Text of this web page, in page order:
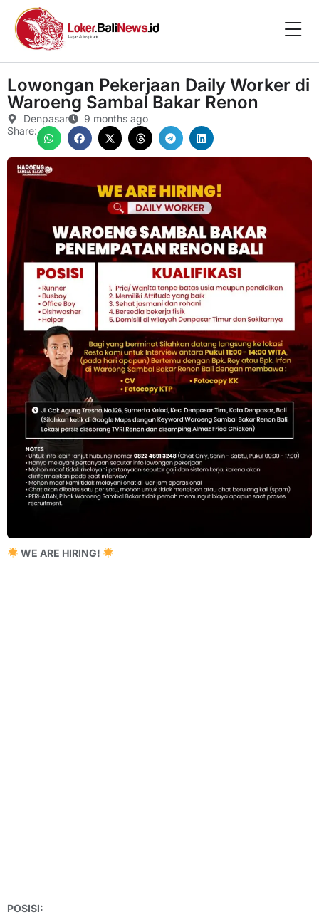
Lowongan Pekerjaan Daily Worker di
Waroeng Sambal Bakar Renon
Denpasar
9 months ago
Share:
WE ARE HIRING!
POSISI: